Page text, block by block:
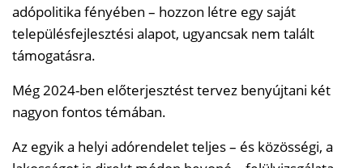
adópolitika fényében – hozzon létre egy saját
településfejlesztési alapot, ugyancsak nem talált
támogatásra.
Még 2024-ben előterjesztést tervez benyújtani két
nagyon fontos témában.
Az egyik a helyi adórendelet teljes – és közösségi, a